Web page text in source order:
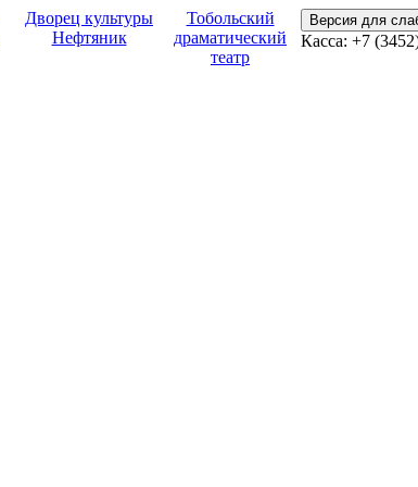
Дворец культуры
Нефтяник
Тобольский
драматический
театр
Версия для
Касса: +7